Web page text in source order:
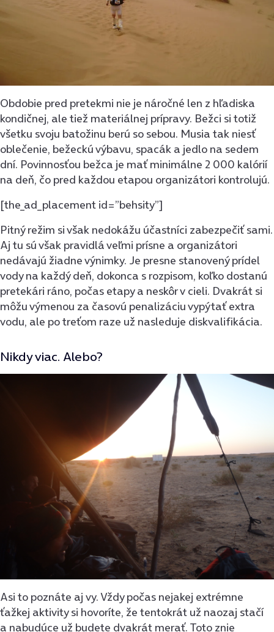
Obdobie pred pretekmi nie je náročné len z hľadiska
kondičnej, ale tiež materiálnej prípravy. Bežci si totiž
všetku svoju batožinu berú so sebou. Musia tak niesť
oblečenie, bežeckú výbavu, spacák a jedlo na sedem
dní. Povinnosťou bežca je mať minimálne 2 000 kalórií
na deň, čo pred každou etapou organizátori kontrolujú.
[the_ad_placement id=”behsity”]
Pitný režim si však nedokážu účastníci zabezpečiť sami.
Aj tu sú však pravidlá veľmi prísne a organizátori
nedávajú žiadne výnimky. Je presne stanovený prídel
vody na každý deň, dokonca s rozpisom, koľko dostanú
pretekári ráno, počas etapy a neskôr v cieli. Dvakrát si
môžu výmenou za časovú penalizáciu vypýtať extra
vodu, ale po treťom raze už nasleduje diskvalifikácia.
Nikdy viac. Alebo?
Asi to poznáte aj vy. Vždy počas nejakej extrémne
ťažkej aktivity si hovoríte, že tentokrát už naozaj stačí
a nabudúce už budete dvakrát merať. Toto znie